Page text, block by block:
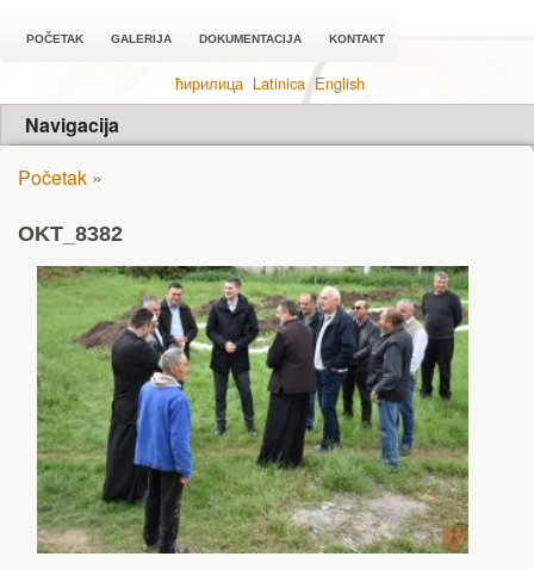
POČETAK GALERIJA DOKUMENTACIJA KONTAKT
ћирилица Latinica English
Navigacija
Početak »
OKT_8382